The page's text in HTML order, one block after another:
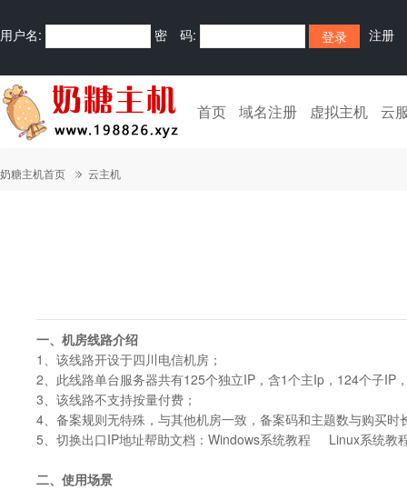
用户名: 密 码: 注册
首页 域名注册 虚拟主机 云
奶糖主机首页 云主机
一、机房线路介绍
1、该线路开设于四川电信机房；
2、此线路单台服务器共有125个独立IP，含1个主Ip，124个子IP
3、该线路不支持按量付费；
4、备案规则无特殊，与其他机房一致，备案码和主题数与购买时
5、切换出口IP地址帮助文档：Windows系统教程 Linux系统教
二、使用场景